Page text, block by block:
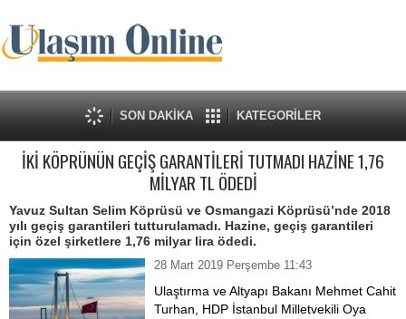
SON DAKİKA KATEGORİLER
İKİ KÖPRÜNÜN GEÇİŞ GARANTİLERİ TUTMADI HAZİNE 1,76
MİLYAR TL ÖDEDİ
Yavuz Sultan Selim Köprüsü ve Osmangazi Köprüsü’nde 2018
yılı geçiş garantileri tutturulamadı. Hazine, geçiş garantileri
için özel şirketlere 1,76 milyar lira ödedi.
28 Mart 2019 Perşembe 11:43
Ulaştırma ve Altyapı Bakanı Mehmet Cahit
Turhan, HDP İstanbul Milletvekili Oya